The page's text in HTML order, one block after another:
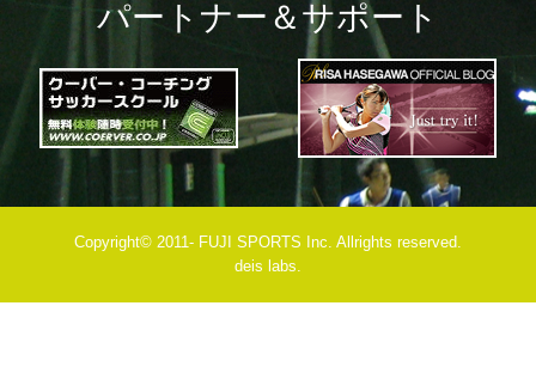
パートナー＆サポート
Copyright© 2011- FUJI SPORTS Inc. Allrights reserved.
deis labs.